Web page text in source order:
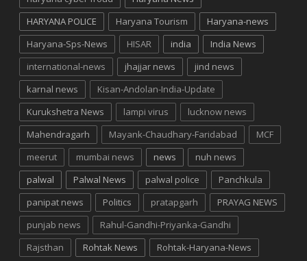
HARYANA POLICE
Haryana Tourism
Haryana-news
Haryana-Sps-News
HISAR india
India News
international-news
jhajjar news
jind news
karnal news
Kisan-Andolan-India-Update
Kurukshetra News
lampi virus
lucknow news
Mahendragarh
Mayank-Chaudhary-Faridabad
MCF
meerut
mumbai news news
nuh news
palwal
Palwal News palwal police
Panchkula
panipat news
Politics pratapgarh
PRAYAG NEWS
punjab news
Rahul-Gandhi-Priyanka-Gandhi
Rajsthan
Rohtak News Rohtak-Haryana-News